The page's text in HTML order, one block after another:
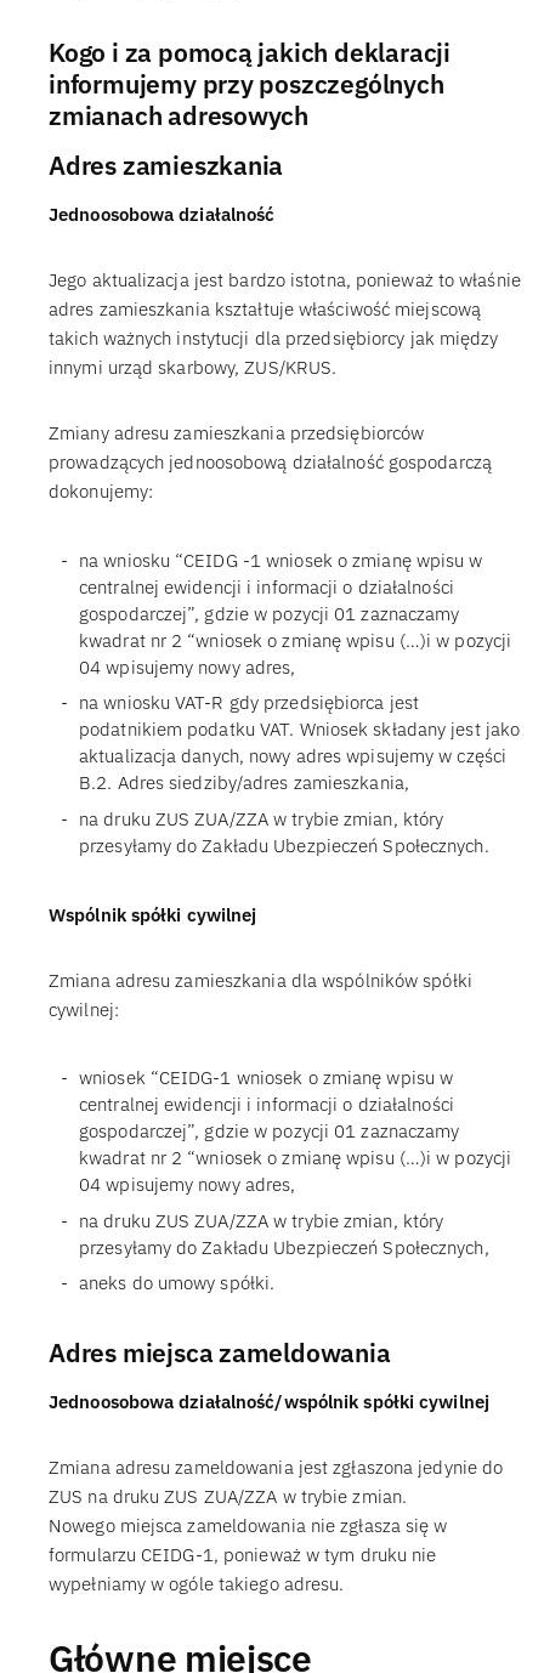
Kogo i za pomocą jakich deklaracji
informujemy przy poszczególnych
zmianach adresowych
Adres zamieszkania
Jednoosobowa działalność
Jego aktualizacja jest bardzo istotna, ponieważ to właśnie
adres zamieszkania kształtuje właściwość miejscową
takich ważnych instytucji dla przedsiębiorcy jak między
innymi urząd skarbowy, ZUS/KRUS.
Zmiany adresu zamieszkania przedsiębiorców
prowadzących jednoosobową działalność gospodarczą
dokonujemy:
na wniosku “CEIDG -1 wniosek o zmianę wpisu w
centralnej ewidencji i informacji o działalności
gospodarczej”, gdzie w pozycji 01 zaznaczamy
kwadrat nr 2 “wniosek o zmianę wpisu (…)i w pozycji
04 wpisujemy nowy adres,
na wniosku VAT-R gdy przedsiębiorca jest
podatnikiem podatku VAT. Wniosek składany jest jako
aktualizacja danych, nowy adres wpisujemy w części
B.2. Adres siedziby/adres zamieszkania,
na druku ZUS ZUA/ZZA w trybie zmian, który
przesyłamy do Zakładu Ubezpieczeń Społecznych.
Wspólnik spółki cywilnej
Zmiana adresu zamieszkania dla wspólników spółki
cywilnej:
wniosek “CEIDG-1 wniosek o zmianę wpisu w
centralnej ewidencji i informacji o działalności
gospodarczej”, gdzie w pozycji 01 zaznaczamy
kwadrat nr 2 “wniosek o zmianę wpisu (…)i w pozycji
04 wpisujemy nowy adres,
na druku ZUS ZUA/ZZA w trybie zmian, który
przesyłamy do Zakładu Ubezpieczeń Społecznych,
aneks do umowy spółki.
Adres miejsca zameldowania
Jednoosobowa działalność/wspólnik spółki cywilnej
Zmiana adresu zameldowania jest zgłaszona jedynie do
ZUS na druku ZUS ZUA/ZZA w trybie zmian.
Nowego miejsca zameldowania nie zgłasza się w
formularzu CEIDG-1, ponieważ w tym druku nie
wypełniamy w ogóle takiego adresu.
Główne miejsce